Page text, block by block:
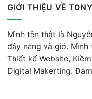
GIỚI THIỆU VỀ
Mình tên thật là
đầy nắng và gió.
Thiết kế Website,
Digital Makerting.